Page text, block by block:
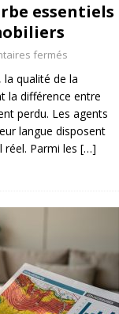
essentiels
fermés
qualité de la
la différence entre
perdu. Les agents
langue disposent
réel. Parmi les […]